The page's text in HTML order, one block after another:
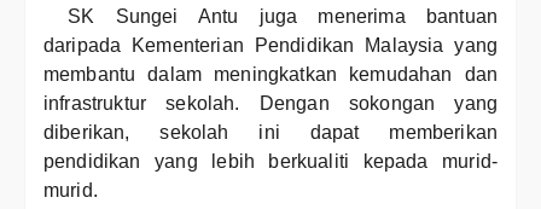
SK Sungei Antu juga menerima bantuan
daripada Kementerian Pendidikan Malaysia yang
membantu dalam meningkatkan kemudahan dan
infrastruktur sekolah. Dengan sokongan yang
diberikan, sekolah ini dapat memberikan
pendidikan yang lebih berkualiti kepada murid-
murid.